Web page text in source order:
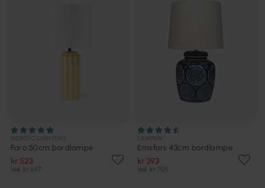
Faro 50cm bordlampe
kr 523
Veil. kr 697
Emsfors 43cm bordlampe
kr 393
Veil. kr 709